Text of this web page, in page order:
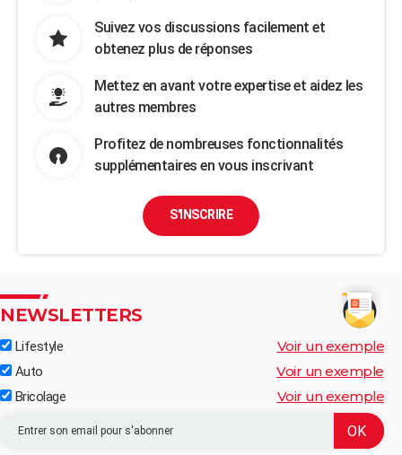
Suivez vos discussions facilement et
obtenez plus de réponses
Mettez en avant votre expertise et aidez les
autres membres
Profitez de nombreuses fonctionnalités
supplémentaires en vous inscrivant
S'INSCRIRE
NEWSLETTERS
Lifestyle Voir un exemple
Auto Voir un exemple
Bricolage Voir un exemple